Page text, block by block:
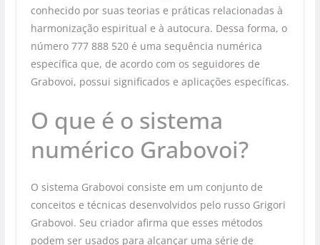
conhecido por suas teorias e práticas relacionadas à
harmonização espiritual e à autocura. Dessa forma, o
número 777 888 520 é uma sequência numérica
específica que, de acordo com os seguidores de
Grabovoi, possui significados e aplicações específicas.
O que é o sistema
numérico Grabovoi?
O sistema Grabovoi consiste em um conjunto de
conceitos e técnicas desenvolvidos pelo russo Grigori
Grabovoi. Seu criador afirma que esses métodos
podem ser usados para alcançar uma série de